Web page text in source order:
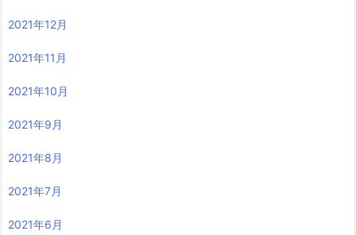
2021年12月
2021年11月
2021年10月
2021年9月
2021年8月
2021年7月
2021年6月